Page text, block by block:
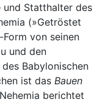
und Statthalter des
(»Getröstet
von seinen
und den
Babylonischen
ist das Bauen
berichtet